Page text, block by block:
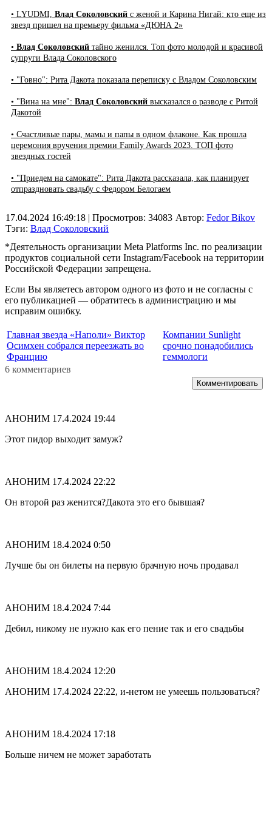
• LYUDMI, Влад Соколовский с женой и Карина Нигай: кто еще из
звезд пришел на премьеру фильма «ДЮНА 2»
• Влад Соколовский тайно женился. Топ фото молодой и красивой
супруги Влада Соколовского
• "Говно": Рита Дакота показала переписку с Владом Соколовским
• "Вина на мне": Влад Соколовский высказался о разводе с Ритой
Дакотой
• Счастливые пары, мамы и папы в одном флаконе. Как прошла
церемония вручения премии Family Awards 2023. ТОП фото
звездных гостей
• "Приедем на самокате": Рита Дакота рассказала, как планирует
отпраздновать свадьбу с Федором Белогаем
17.04.2024 16:49:18 | Просмотров: 34083
Тэги: Влад Соколовский
Автор: Fedor Bikov
*Деятельность организации Meta Platforms Inc. по реализации
продуктов социальной сети Instagram/Facebook на территории
Российской Федерации запрещена.
Если Вы являетесь автором одного из фото и не согласны с
его публикацией — обратитесь в администрацию и мы
исправим ошибку.
Главная звезда «Наполи» Виктор
Осимхен собрался переезжать во
Францию
Компании Sunlight
срочно понадобились
геммологи
6 комментариев
Комментировать
АНОНИМ 17.4.2024 19:44
Этот пидор выходит замуж?
АНОНИМ 17.4.2024 22:22
Он второй раз женится?Дакота это его бывшая?
АНОНИМ 18.4.2024 0:50
Лучше бы он билеты на первую брачную ночь продавал
АНОНИМ 18.4.2024 7:44
Дебил, никому не нужно как его пение так и его свадьбы
АНОНИМ 18.4.2024 12:20
АНОНИМ 17.4.2024 22:22, и-нетом не умеешь пользоваться?
АНОНИМ 18.4.2024 17:18
Больше ничем не может заработать